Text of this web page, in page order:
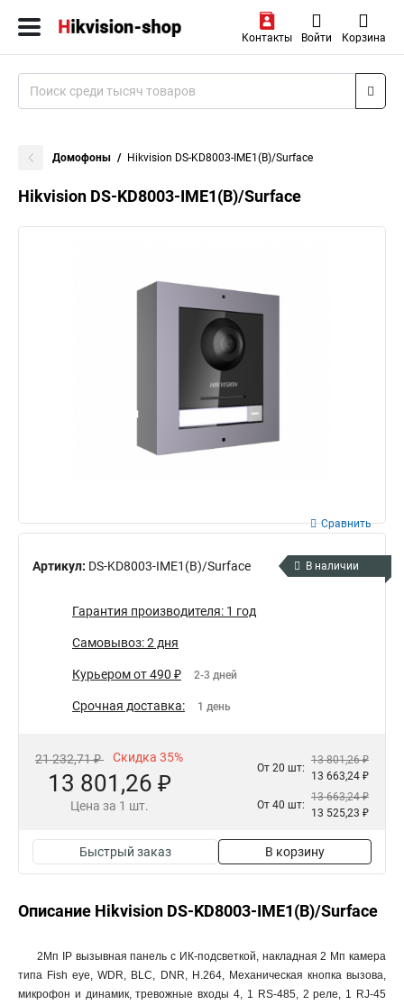
Контакты Войти Корзина
Домофоны Hikvision DS-KD8003-IME1(B)/Surface
Hikvision DS-KD8003-IME1(B)/Surface
Артикул: DS-KD8003-IME1(B)/Surface
Сравнить
В наличии
Гарантия производителя: 1 год
Самовывоз: 2 дня
Курьером от 490 ₽ 2-3 дней
Срочная доставка: 1 день
21 232,71 ₽ Скидка 35%
13 801,26 ₽
Цена за 1 шт.
От 20 шт:
13 801,26 ₽
13 663,24 ₽
От 40 шт:
13 663,24 ₽
13 525,23 ₽
Быстрый заказ В корзину
Описание Hikvision DS-KD8003-IME1(B)/Surface
2Мп IP вызывная панель c ИК-подсветкой, накладная 2 Мп камера
типа Fish eye, WDR, BLC, DNR, H.264, Механическая кнопка вызова,
микрофон и динамик, тревожные входы 4, 1 RS-485, 2 реле, 1 RJ-45